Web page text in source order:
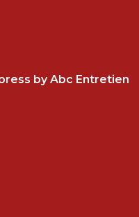
by Abc Entretien